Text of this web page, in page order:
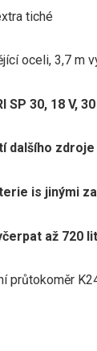
tiché
oceli, 3,7 m
SP 30, 18 V,
dalšího
is jinými
až 720
průtokoměr